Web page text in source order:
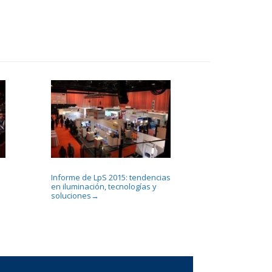
Informe de LpS 2015: tendencias
en iluminación, tecnologías y
soluciones →